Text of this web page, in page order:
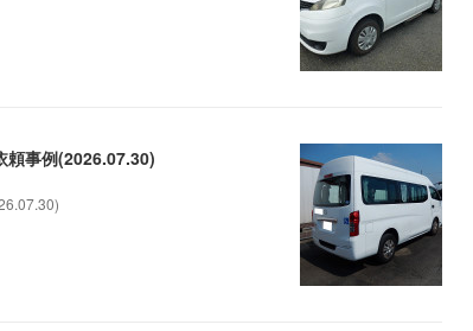
頼事例(2026.07.30)